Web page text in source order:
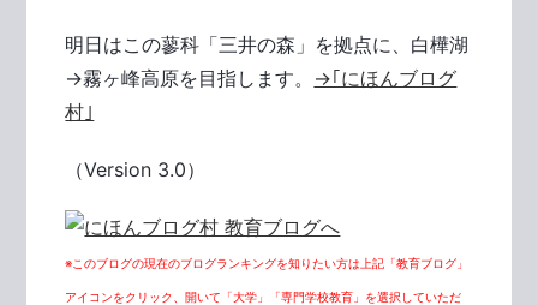
明日はこの蓼科「三井の森」を拠点に、白樺湖
→霧ヶ峰高原を目指します。 →｢にほんブログ
村｣
（Version 3.0）
※このブログの現在のブログランキングを知りたい方は上記「教育ブログ」
アイコンをクリック、開いて「大学」「専門学校教育」を選択していただ